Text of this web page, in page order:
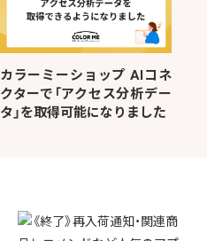
カラーミーショップ AIコネ
クターで「アクセス分析デー
タ」を取得可能になりました